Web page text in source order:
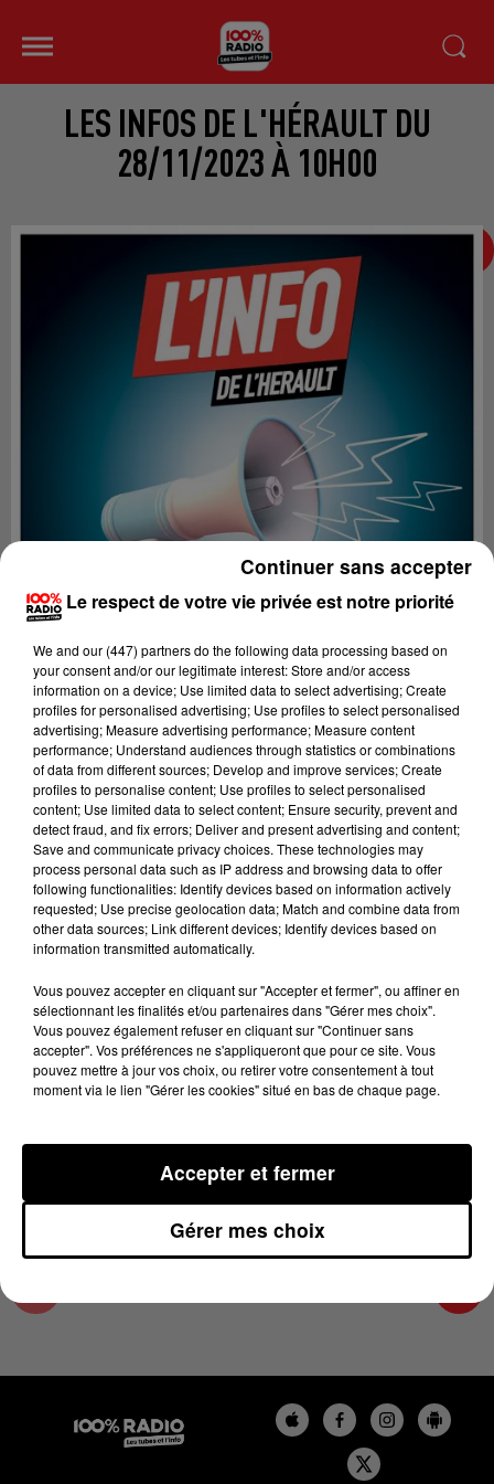
LES INFOS DE L'HÉRAULT DU
28/11/2023 À 10H00
Lecture (2 min 22 sec)
100%
100% Radio les infos de l'Hérault
28 novembre 2023 - 2 min 22 sec
LES INFOS DE L'HÉRAULT DU 28/11/2023 À
10H00
Podcasts infos de l'Hérault
Le respect de votre vie privée est notre priorité
We and our (447) partnersdo the following data processing based on
your consent and/or our legitimate interest: Store and/or access
information on a device; Use limited data to select advertising; Create
profiles for personalised advertising; Use profiles to select personalised
advertising; Measure advertising performance; Measure content
performance; Understand audiences through statistics or combinations
of data from different sources; Develop and improve services; Create
profiles to personalise content; Use profiles to select personalised
content; Use limited data to select content; Ensure security, prevent and
detect fraud, and fix errors; Deliver and present advertising and content;
Save and communicate privacy choices. These technologies may
process personal data such as IP address and browsing data to offer
following functionalities: Identify devices based on information actively
requested; Use precise geolocation data; Match and combine data from
other data sources; Link different devices; Identify devices based on
information transmitted automatically.
Vous pouvez accepter en cliquant sur "Accepter et fermer", ou affiner en
sélectionnant les finalités et/ou partenaires dans "Gérer mes choix".
Vous pouvez également refuser en cliquant sur "Continuer sans
accepter". Vos préférences ne s'appliqueront que pour ce site. Vous
pouvez mettre à jour vos choix, ou retirer votre consentement à tout
moment via le lien "Gérer les cookies" situé en bas de chaque page.
Gérer mes choix
Accepter et fermer
Continuer sans accepter